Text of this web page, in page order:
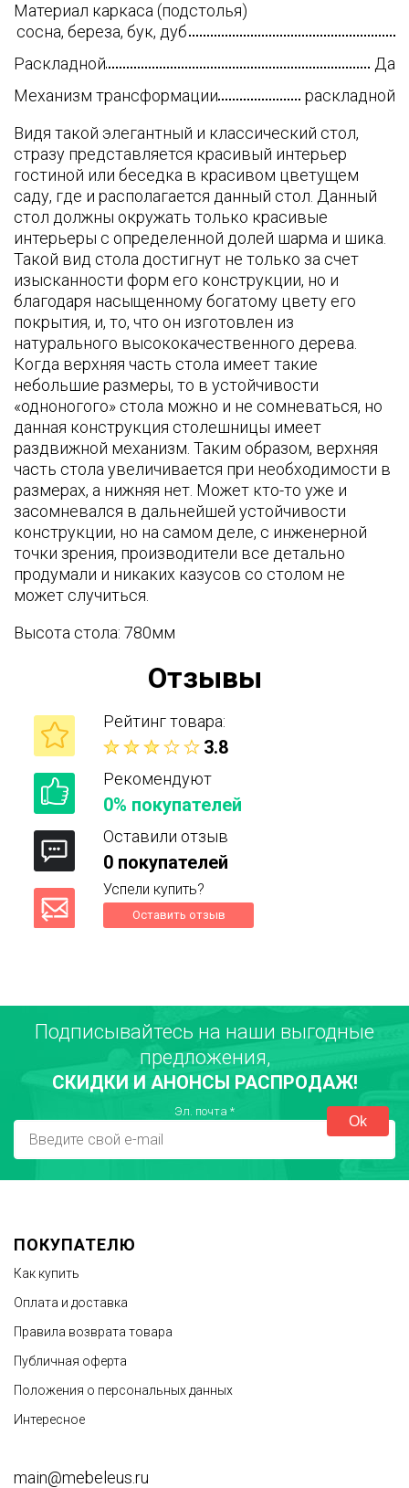
Материал каркаса (подстолья)
сосна, береза, бук, дуб
Раскладной
Да
Механизм трансформации
раскладной
Видя такой элегантный и классический стол,
стразу представляется красивый интерьер
гостиной или беседка в красивом цветущем
саду, где и располагается данный стол. Данный
стол должны окружать только красивые
интерьеры с определенной долей шарма и шика.
Такой вид стола достигнут не только за счет
изысканности форм его конструкции, но и
благодаря насыщенному богатому цвету его
покрытия, и, то, что он изготовлен из
натурального высококачественного дерева.
Когда верхняя часть стола имеет такие
небольшие размеры, то в устойчивости
«одноногого» стола можно и не сомневаться, но
данная конструкция столешницы имеет
раздвижной механизм. Таким образом, верхняя
часть стола увеличивается при необходимости в
размерах, а нижняя нет. Может кто-то уже и
засомневался в дальнейшей устойчивости
конструкции, но на самом деле, с инженерной
точки зрения, производители все детально
продумали и никаких казусов со столом не
может случиться.
Высота стола: 780мм
Отзывы
Рейтинг товара:
3.8
Рекомендуют
0% покупателей
Оставили отзыв
0 покупателей
Успели купить?
Оставить отзыв
Ваше имя
Недостатки
Подписывайтесь на наши выгодные
предложения,
СКИДКИ И АНОНСЫ РАСПРОДАЖ!
Эл. почта *
ПОКУПАТЕЛЮ
Как купить
Оплата и доставка
Правила возврата товара
Публичная оферта
Положения о персональных данных
Интересное
main@mebeleus.ru